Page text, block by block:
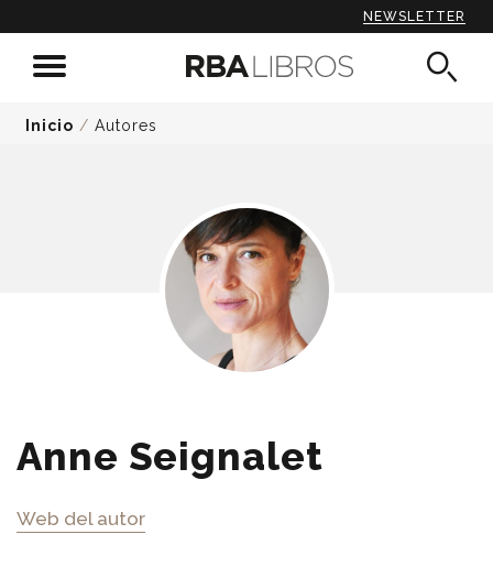
NEWSLETTER
Inicio / Autores
Anne Seignalet
Web del autor